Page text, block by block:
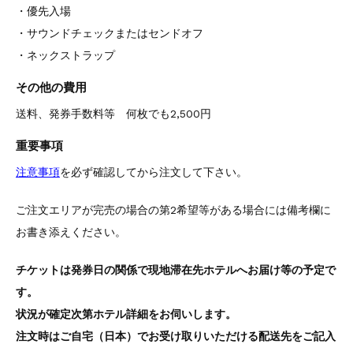
・優先入場
・サウンドチェックまたはセンドオフ
・ネックストラップ
その他の費用
送料、発券手数料等 何枚でも2,500円
重要事項
注意事項を必ず確認してから注文して下さい。
ご注文エリアが完売の場合の第2希望等がある場合には備考欄に
お書き添えください。
チケットは発券日の関係で現地滞在先ホテルへお届け等の予定で
す。
状況が確定次第ホテル詳細をお伺いします。
注文時はご自宅（日本）でお受け取りいただける配送先をご記入